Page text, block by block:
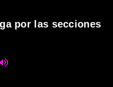
por las secciones